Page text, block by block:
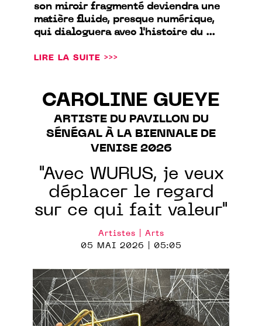
son miroir fragmenté deviendra une
matière fluide, presque numérique,
qui dialoguera avec l'histoire du ...
LIRE LA SUITE >>>
CAROLINE GUEYE
ARTISTE DU PAVILLON DU
SÉNÉGAL À LA BIENNALE DE
VENISE 2026
"Avec WURUS, je veux
déplacer le regard
sur ce qui fait valeur"
Artistes | Arts
05 MAI 2026 | 05:05